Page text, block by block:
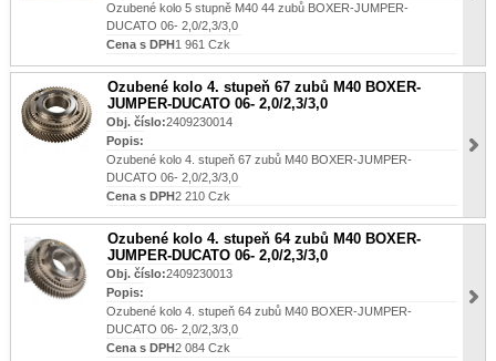
Ozubené kolo 5 stupně M40 44 zubů BOXER-JUMPER-
DUCATO 06- 2,0/2,3/3,0
Cena s DPH1 961 Czk
Ozubené kolo 4. stupeň 67 zubů M40 BOXER-
JUMPER-DUCATO 06- 2,0/2,3/3,0
Obj. číslo:2409230014
Popis:
Ozubené kolo 4. stupeň 67 zubů M40 BOXER-JUMPER-
DUCATO 06- 2,0/2,3/3,0
Cena s DPH2 210 Czk
Ozubené kolo 4. stupeň 64 zubů M40 BOXER-
JUMPER-DUCATO 06- 2,0/2,3/3,0
Obj. číslo:2409230013
Popis:
Ozubené kolo 4. stupeň 64 zubů M40 BOXER-JUMPER-
DUCATO 06- 2,0/2,3/3,0
Cena s DPH2 084 Czk